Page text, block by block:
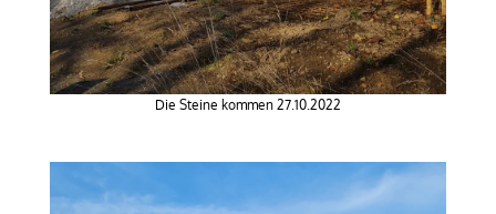
Die Steine kommen 27.10.2022